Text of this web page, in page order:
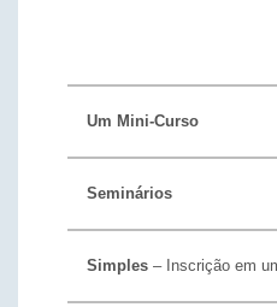
Um Mini-Curso
Seminários
Simples– Inscrição em